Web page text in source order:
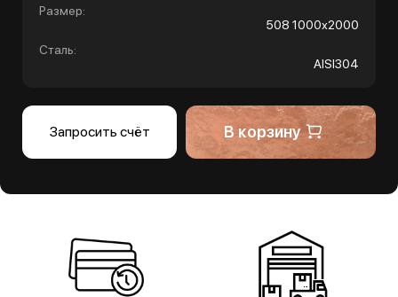
Размер:
508 1000х2000
Сталь:
AISI304
Запросить счёт В корзину